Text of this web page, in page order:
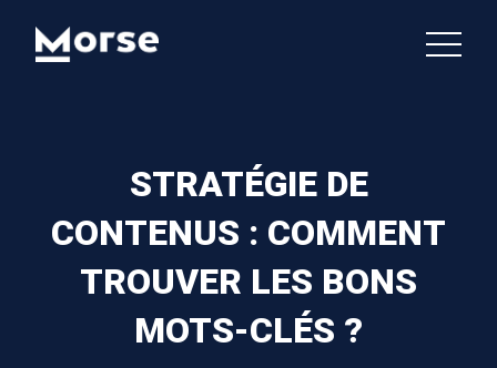
STRATÉGIE DE
CONTENUS : COMMENT
TROUVER LES BONS
MOTS-CLÉS ?